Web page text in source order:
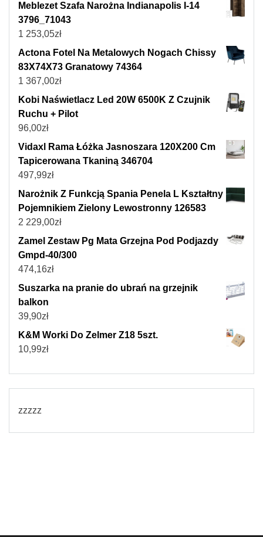
Meblezet Szafa Narożna Indianapolis I-14
3796_71043
1 253,05zł
Actona Fotel Na Metalowych Nogach Chissy
83X74X73 Granatowy 74364
1 367,00zł
Kobi Naświetlacz Led 20W 6500K Z Czujnik
Ruchu + Pilot
96,00zł
Vidaxl Rama Łóżka Jasnoszara 120X200 Cm
Tapicerowana Tkaniną 346704
497,99zł
Narożnik Z Funkcją Spania Penela L Kształtny
Pojemnikiem Zielony Lewostronny 126583
2 229,00zł
Zamel Zestaw Pg Mata Grzejna Pod Podjazdy
Gmpd-40/300
474,16zł
Suszarka na pranie do ubrań na grzejnik
balkon
39,90zł
K&M Worki Do Zelmer Z18 5szt.
10,99zł
zzzzz